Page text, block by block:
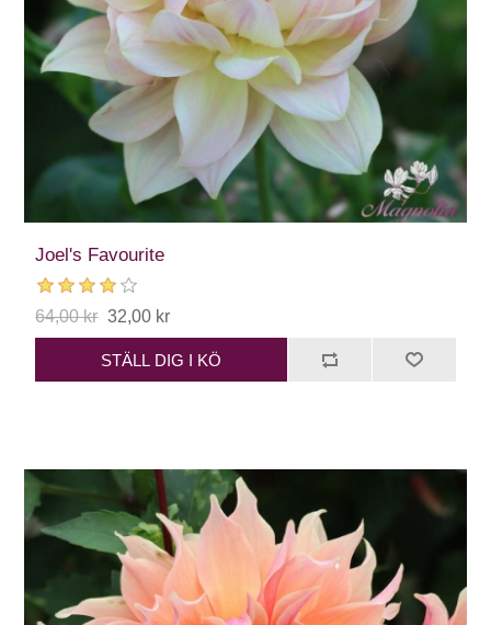
Joel's Favourite
64,00 kr 32,00 kr
STÄLL DIG I KÖ